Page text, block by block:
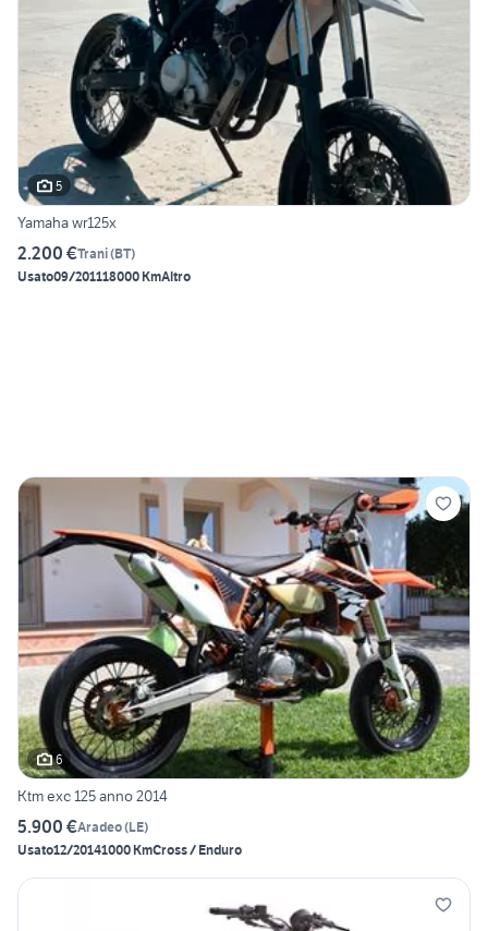
5
Yamaha wr125x
2.200 €Trani(BT)
Usato09/201118000 KmAltro
6
Ktm exc 125 anno 2014
5.900 €Aradeo(LE)
Usato12/20141000 KmCross / Enduro